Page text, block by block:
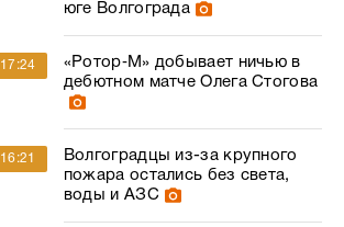
юге Волгограда
17:24
«Ротор‑М» добывает ничью в
дебютном матче Олега Стогова
16:21
Волгоградцы из-за крупного
пожара остались без света,
воды и АЗС